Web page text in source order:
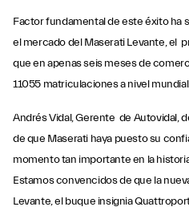
Factor fundamental de este éxito ha
el mercado del Maserati Levante, el
que en apenas seis meses de
11055 matriculaciones a nivel
Andrés Vidal, Gerente de Autovidal,
de que Maserati haya puesto su
momento tan importante en la
Estamos convencidos de que la
Levante, el buque insignia